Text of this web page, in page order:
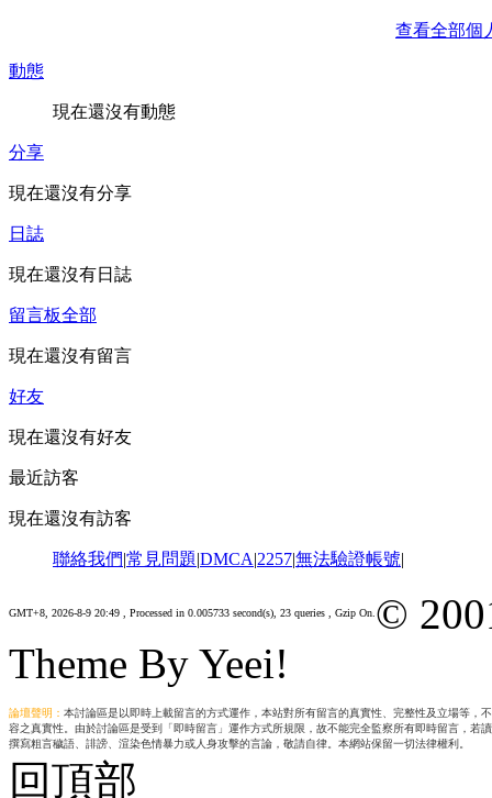
查看全部個
動態
現在還沒有動態
分享
現在還沒有分享
日誌
現在還沒有日誌
留言板全部
現在還沒有留言
好友
現在還沒有好友
最近訪客
現在還沒有訪客
聯絡我們|常見問題|DMCA|2257|無法驗證帳號|
GMT+8, 2026-8-9 20:49 , Processed in 0.005733 second(s), 23 queries , Gzip On. ©
Theme By Yeei!
論壇聲明： 本討論區是以即時上載留言的方式運作，本站對所有留言的真實性、完整性及立場等
容之真實性。由於討論區是受到「即時留言」運作方式所規限，故不能完全監察所有即時留言，
撰寫粗言穢語、誹謗、渲染色情暴力或人身攻擊的言論，敬請自律。本網站保留一切法律權利。
回頂部